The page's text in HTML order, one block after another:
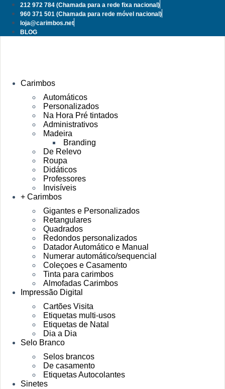
Pular
para
conteúdo
212 972 784 (Chamada para a rede fixa nacional)
960 371 501 (Chamada para rede móvel nacional)
loja@carimbos.net
BLOG
Carimbos
Automáticos
Personalizados
Na Hora Pré tintados
Administrativos
Madeira
Branding
De Relevo
Roupa
Didáticos
Professores
Invisíveis
+ Carimbos
Gigantes e Personalizados
Retangulares
Quadrados
Redondos personalizados
Datador Automático e Manual
Numerar automático/sequencial
Coleçoes e Casamento
Tinta para carimbos
Almofadas Carimbos
Impressão Digital
Cartões Visita
Etiquetas multi-usos
Etiquetas de Natal
Dia a Dia
Selo Branco
Selos brancos
De casamento
Etiquetas Autocolantes
Sinetes